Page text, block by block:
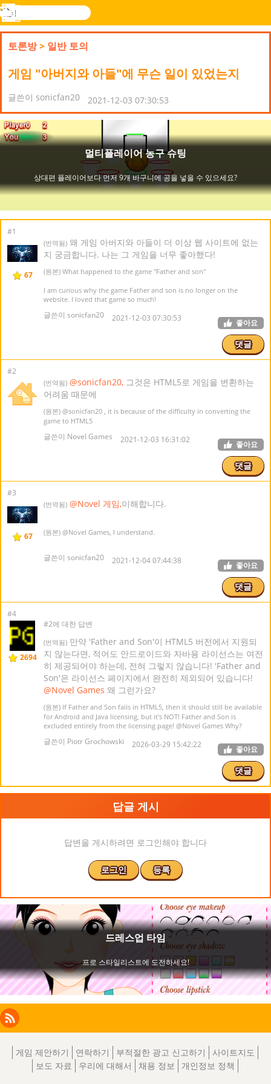
Novel
검
색
로그
메
뉴
토론방> 일반 토의
게임 "아버지와 아들"에 무슨 일이 있었는지
글쓴이 sonicfan20 2021-12-03 07:30:53
#1
67
(번역됨) 왜 게임 아버지와 아들이 더 이상 웹 사이트에 없는
지 궁금합니다. 나는 그 게임을 너무 좋아했다!
(원본) What happened to the game "Father and son"
I am curious why the game Father and son is no longer on the
website. I loved that game so much!
글쓴이 sonicfan20 2021-12-03 07:30:53 좋아요
댓글
#2
(번역됨) @sonicfan20, 그것은 HTML5로 게임을 변환하는
어려움 때문에
(원본) @sonicfan20 , it is because of the difficulty in converting the
game to HTML5
글쓴이 Novel Games 2021-12-03 16:31:02 좋아요
댓글
#3
67
(번역됨) @Novel 게임,이해합니다.
(원본) @Novel Games, I understand.
글쓴이 sonicfan20 2021-12-04 07:44:38 좋아요
댓글
#4
2694
#2에 대한 답변
(번역됨) 만약 'Father and Son'이 HTML5 버전에서 지원되
지 않는다면, 적어도 안드로이드와 자바용 라이선스는 여전
히 제공되어야 하는데, 전혀 그렇지 않습니다! 'Father and
Son'은 라이선스 페이지에서 완전히 제외되어 있습니다!
@Novel Games 왜 그런가요?
(원본) If Father and Son fails in HTML5, then it should still be available
for Android and Java licensing, but it's NOT! Father and Son is
excluded entirely from the licensing page! @Novel Games Why?
글쓴이 Piotr Grochowski 2026-03-29 15:42:22 좋아요
댓글
답글 게시
답변을 게시하려면 로그인해야 합니다
로그인 등록
Facebook
Instagram
X
LinkedIn
RSS
게임 제안하기 연락하기 부적절한 광고 신고하기
사이트지도
보도 자료
우리에 대해서 채용 정보 개인정보 정책